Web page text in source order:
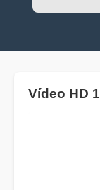
Vídeo HD